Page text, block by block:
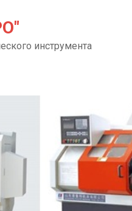
инструмента